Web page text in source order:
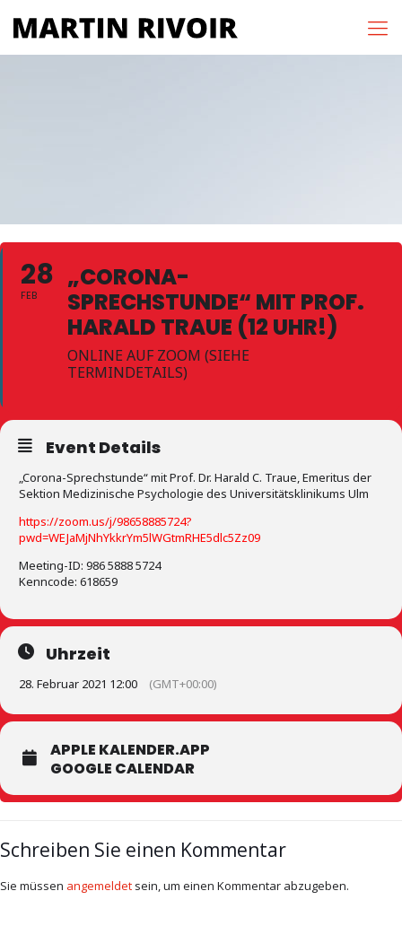
28
FEB
„CORONA-
SPRECHSTUNDE“ MIT PROF.
HARALD TRAUE (12 UHR!)
ONLINE AUF ZOOM (SIEHE
TERMINDETAILS)
Event Details
„Corona-Sprechstunde“ mit Prof. Dr. Harald C. Traue, Emeritus der
Sektion Medizinische Psychologie des Universitätsklinikums Ulm
https://zoom.us/j/98658885724?
pwd=WEJaMjNhYkkrYm5lWGtmRHE5dlc5Zz09
Meeting-ID: 986 5888 5724
Kenncode: 618659
Uhrzeit
28. Februar 2021 12:00 (GMT+00:00)
APPLE KALENDER.APP
GOOGLE CALENDAR
Schreiben Sie einen Kommentar
Sie müssen angemeldet sein, um einen Kommentar abzugeben.